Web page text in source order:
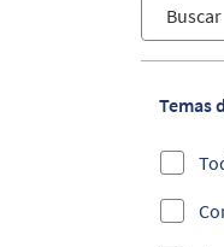
Temas